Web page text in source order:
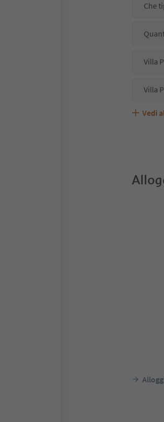
Che
Villa
Villa
Villa
Quali
Gli
Vedi